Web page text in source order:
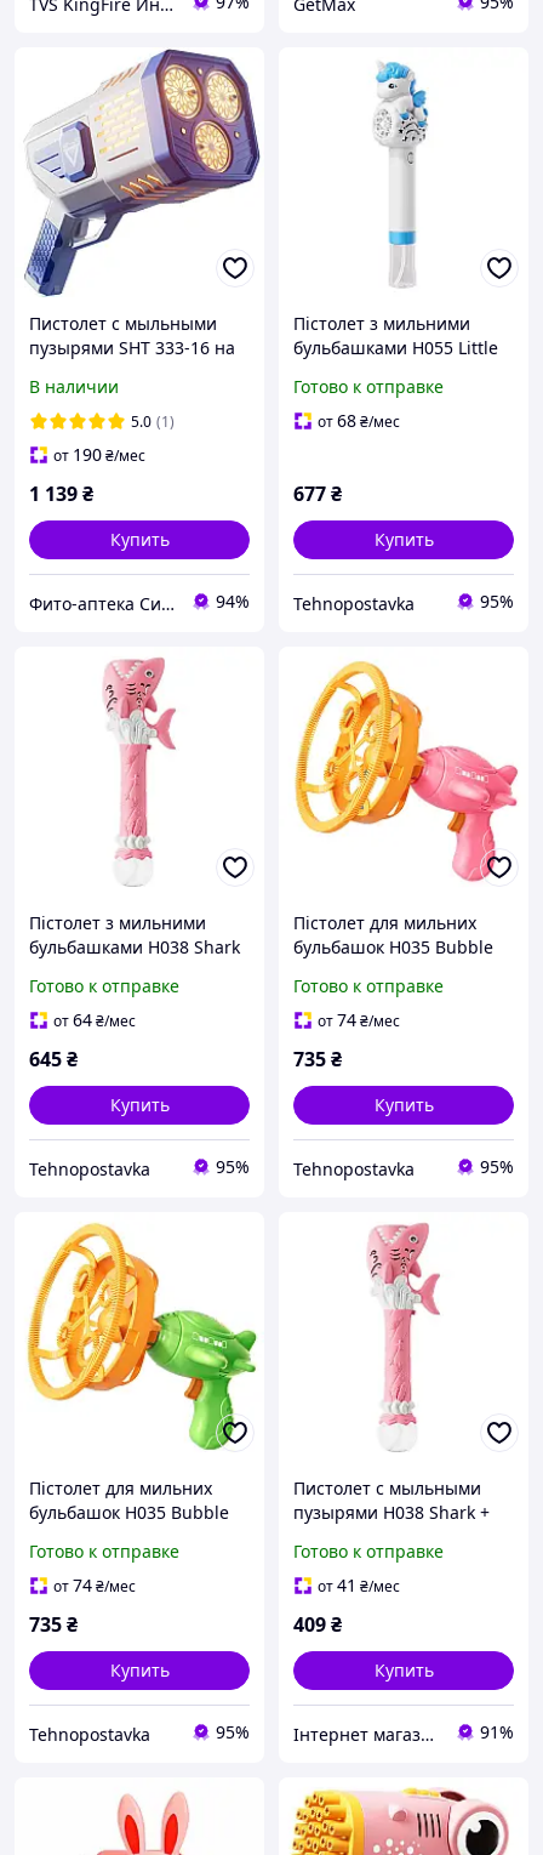
Пистолет с мыльными
пузырями SHT 333-16 на
150ml
В наличии
5.0 (1)
от 190₴/мес
1 139₴
Купить
Фито-аптека Сила рослин 94%
Пістолет з мильними
бульбашками H055 Little
Light Blue
Готово к отправке
от68₴/мес
677₴
Купить
Tehnopostavka 95%
Пістолет з мильними
бульбашками H038 Shark
Готово к отправке
от64₴/мес
645₴
Купить
Tehnopostavka 95%
Пістолет для мильних
бульбашок H035 Bubble
bottle 250ml Pink
Готово к отправке
от74₴/мес
735₴
Купить
Tehnopostavka 95%
Пістолет для мильних
бульбашок H035 Bubble
bottle 250ml Green
Готово к отправке
от74₴/мес
735₴
Купить
Tehnopostavka 95%
Пистолет с мыльными
пузырями H038 Shark +
Готово к отправке
от41 ₴/мес
409₴
Купить
Інтернет магазин магазин Top Aroma And Tech 91%